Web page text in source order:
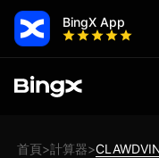
BingX App
首頁>計算器>